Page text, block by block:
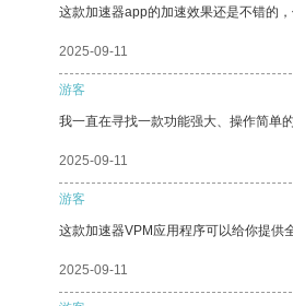
这款加速器app的加速效果还是不错的
2025-09-11
游客
我一直在寻找一款功能强大、操作简单
2025-09-11
游客
这款加速器VPM应用程序可以给你提供
2025-09-11